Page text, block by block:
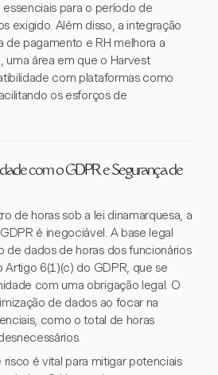
para o período de
exigido. Além disso, a integração
de pagamento e RH melhora a
uma área em que o Harvest
com plataformas como
os esforços de
com o GDPR e Segurança de
de horas sob a lei dinamarquesa, a
é inegociável. A base legal
de dados de horas dos funcionários
Artigo 6(1)(c) do GDPR, que se
com uma obrigação legal. O
de dados ao focar na
como o total de horas
risco é vital para mitigar potenciais